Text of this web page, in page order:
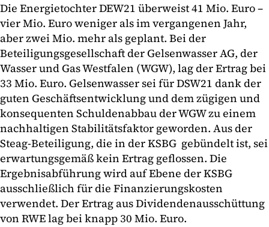
Die Energietochter DEW21 überweist 41 Mio. Euro –
vier Mio. Euro weniger als im vergangenen Jahr,
aber zwei Mio. mehr als geplant. Bei der
Beteiligungsgesellschaft der Gelsenwasser AG, der
Wasser und Gas Westfalen (WGW), lag der Ertrag bei
33 Mio. Euro. Gelsenwasser sei für DSW21 dank der
guten Geschäftsentwicklung und dem zügigen und
konsequenten Schuldenabbau der WGW zu einem
nachhaltigen Stabilitätsfaktor geworden. Aus der
Steag-Beteiligung, die in der KSBG gebündelt ist, sei
erwartungsgemäß kein Ertrag geflossen. Die
Ergebnisabführung wird auf Ebene der KSBG
ausschließlich für die Finanzierungskosten
verwendet. Der Ertrag aus Dividendenausschüttung
von RWE lag bei knapp 30 Mio. Euro.